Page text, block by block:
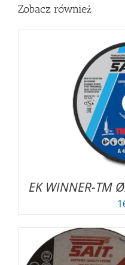
Zobacz również
EK WINNER-TM